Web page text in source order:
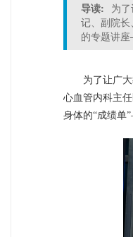
导读: 为
记、副院
的专题讲
为了让广
心血管内科主
身体的“成绩单